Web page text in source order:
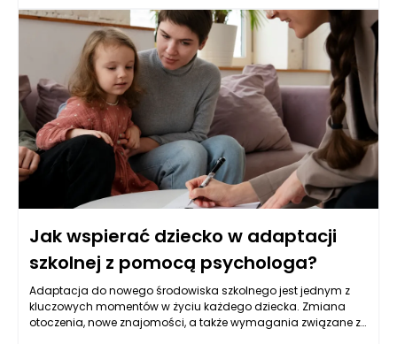
psychologa dziecięcego, te trudności mogą wynikać z
różnych czynników, w tym zmiany środowiska, potrzeb
emocjonalnych oraz interakcji społecznych. Każde dziecko
jest inne, a zrozumienie jego unikalnych potrzeb oraz emocji
jest kluczowe w procesie adaptacyjnym.
Jak wspierać dziecko w adaptacji
szkolnej z pomocą psychologa?
Adaptacja do nowego środowiska szkolnego jest jednym z
kluczowych momentów w życiu każdego dziecka. Zmiana
otoczenia, nowe znajomości, a także wymagania związane z